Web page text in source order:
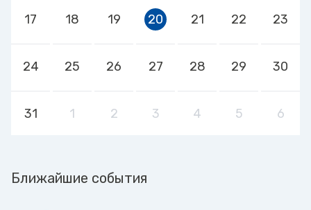
17 18 19 20 21 22 23
24 25 26 27 28 29 30
31 1 2 3 4 5 6
Ближайшие события